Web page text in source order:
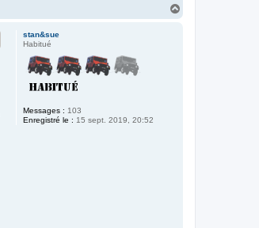
stan&sue
Habitué
Messages : 103
Enregistré le : 15 sept. 2019, 20:52